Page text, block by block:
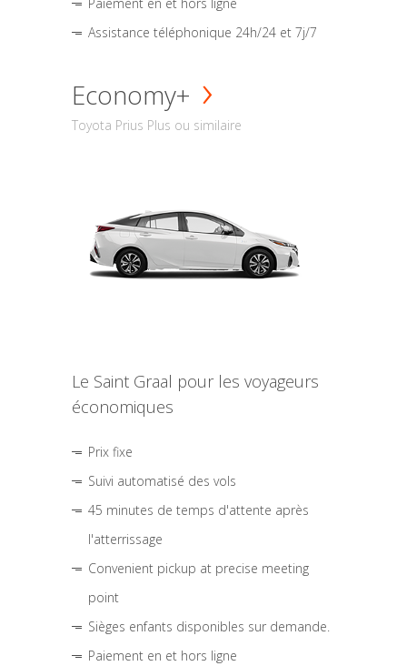
Assistance téléphonique 24h/24 et 7j/7
Economy+
Toyota Prius Plus ou similaire
Le Saint Graal pour les voyageurs
économiques
Prix fixe
Suivi automatisé des vols
45 minutes de temps d'attente après
l'atterrissage
Convenient pickup at precise meeting
point
Sièges enfants disponibles sur demande.
Paiement en et hors ligne